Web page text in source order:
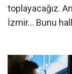
toplayacağız.
İzmir… Bunu